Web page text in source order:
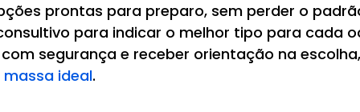
prontas para preparo, sem perder o
para indicar o melhor tipo para cada
segurança e receber orientação na
ideal.